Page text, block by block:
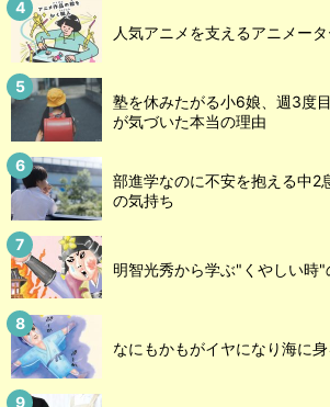
人気アニメを支えるアニメー
塾を休みたがる小6娘、週3度
が気づいた本当の理由
部進学なのに不安を抱える中2
の気持ち
明智光秀から学ぶ"くやしい時
なにもかもがイヤになり海に